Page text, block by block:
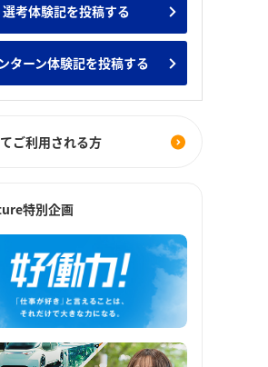
ング みんなのインターン人気企業ランキ
選考体験記を投稿する
ターン体験記を投稿する
ご利用される方
特別企画